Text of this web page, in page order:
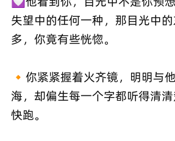
失望中的任何一种，那目光中
多，你竟有些恍惚。
🔸你紧紧握着火齐镜，明明与
海，却偏生每一个字都听得清清
快跑。